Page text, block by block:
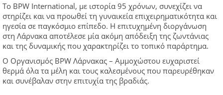
Το BPW International, με ιστορία 95 χρόνων, συνεχίζει να
στηρίζει και να προωθεί τη γυναικεία επιχειρηματικότητα και
ηγεσία σε παγκόσμιο επίπεδο. Η επιτυχημένη διοργάνωση
στη Λάρνακα αποτέλεσε μία ακόμη απόδειξη της ζωντάνιας
και της δυναμικής που χαρακτηρίζει το τοπικό παράρτημα.
Ο Οργανισμός BPW Λάρνακας – Αμμοχώστου ευχαριστεί
θερμά όλα τα μέλη και τους καλεσμένους που παρευρέθηκαν
και συνέβαλαν στην επιτυχία της βραδιάς.